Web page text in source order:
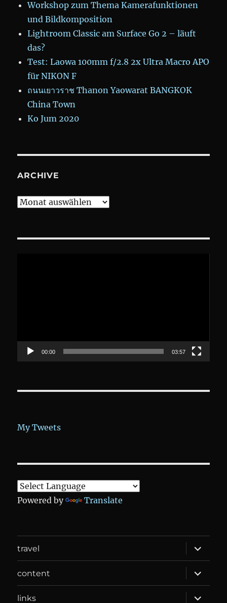
Workshop zum Thema Kamerafunktionen
und Bildkomposition
Lightroom Classic am Surface Go 2 – läuft
das?
Test: Laowa 100mm f/2.8 2x Ultra Macro APO
für NIKON F
ถนนเยาวราช Thanon Yaowarat BANGKOK
China Town
Ko Jum 2020
ARCHIVE
Archive
00:00 03:57
My Tweets
Powered by Translate
travel
expand
child
menu
content
expand
child
menu
links
expand